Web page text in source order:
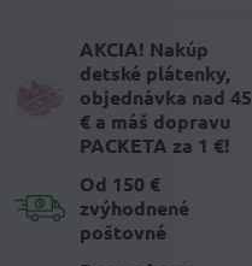
AKCIA! Nakúp
detské plátenky,
objednávka nad 45
€ a máš dopravu
PACKETA za 1 €!
Od 150 €
zvýhodnené
poštovné